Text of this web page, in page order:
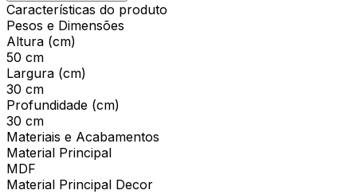
Características do produto
Pesos e Dimensões
Altura (cm)
50 cm
Largura (cm)
30 cm
Profundidade (cm)
30 cm
Materiais e Acabamentos
Material Principal
MDF
Material Principal Decor